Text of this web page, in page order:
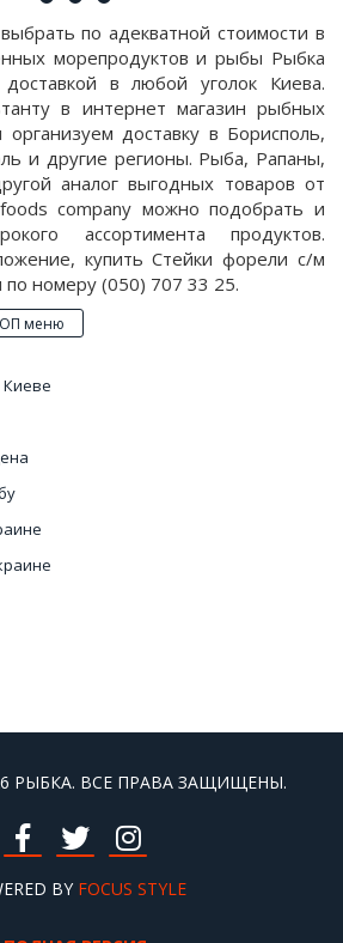
по адекватной стоимости в
морепродуктов и рыбы Рыбка
в любой уголок Киева.
в интернет магазин рыбных
доставку в Борисполь,
и другие регионы. Рыба, Рапаны,
аналог выгодных товаров от
company можно подобрать и
ассортимента продуктов.
купить Стейки форели с/м
по номеру (050) 707 33 25.
меню
РЫБКА. ВСЕ ПРАВА ЗАЩИЩЕНЫ.
BY FOCUS STYLE